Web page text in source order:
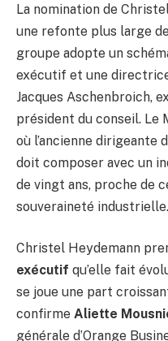
La nomination de
une refonte plus large
groupe adopte un
exécutif et une
Jacques Aschenbroich,
président du conseil. Le
où l’ancienne dirigeante
doit composer avec un
de vingt ans, proche de
souveraineté industrielle.
Christel Heydemann
exécutif qu’elle fait
se joue une part
confirme Aliette
générale d’Orange